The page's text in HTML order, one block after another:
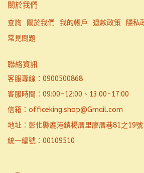
關於我們
查詢 關於我們 我的帳戶 退款政策 隱私
常見問題
聯絡資訊
客服專線：0900500868
客服時間：09:00-12:00、13:00-17:00
信箱：officeking.shop@Gmail.com
地址：彰化縣鹿港鎮楊厝里廖厝巷81之19號
統一編號：00109510